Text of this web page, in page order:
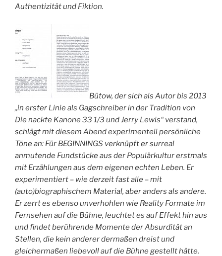
Authentizität und Fiktion.
Bütow, der sich als Autor bis 2013
„in erster Linie als Gagschreiber in der Tradition von
Die nackte Kanone 33 1/3 und Jerry Lewis“ verstand,
schlägt mit diesem Abend experimentell persönliche
Töne an: Für BEGINNINGS verknüpft er surreal
anmutende Fundstücke aus der Populärkultur erstmals
mit Erzählungen aus dem eigenen echten Leben. Er
experimentiert – wie derzeit fast alle – mit
(auto)biographischem Material, aber anders als andere.
Er zerrt es ebenso unverhohlen wie Reality Formate im
Fernsehen auf die Bühne, leuchtet es auf Effekt hin aus
und findet berührende Momente der Absurdität an
Stellen, die kein anderer dermaßen dreist und
gleichermaßen liebevoll auf die Bühne gestellt hätte.